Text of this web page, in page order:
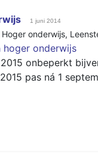
1 juni 2014
Hoger onderwijs,
hoger onderwijs
onbeperkt
pas ná 1